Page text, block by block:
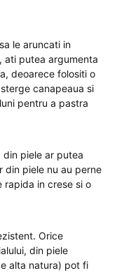
le aruncati in
ati putea argumenta
deoarece folositi o
canapeaua si
pentru a pastra
piele ar putea
din piele nu au perne
rapida in crese si o
Orice
din piele
alta natura) pot fi